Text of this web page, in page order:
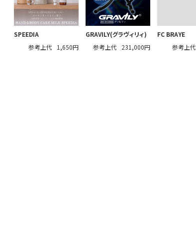
SPEEDIA
参考上代
1,650円
GRAVILY(グラヴィリィ)
参考上代
231,000円
FC BRAYE
参考上代